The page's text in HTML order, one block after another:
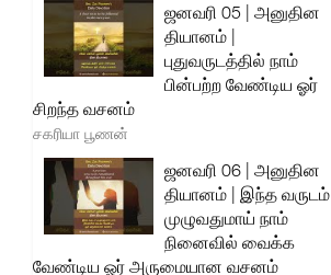
ஜனவரி 05 | அனுதின
தியானம் |
புதுவருடத்தில் நாம்
பின்பற்ற வேண்டிய ஓர்
சிறந்த வசனம்
சகரியா பூணன்
ஜனவரி 06 | அனுதின
தியானம் | இந்த வருடம்
முழுவதுமாய் நாம்
நினைவில் வைக்க
வேண்டிய ஓர் அருமையான வசனம்